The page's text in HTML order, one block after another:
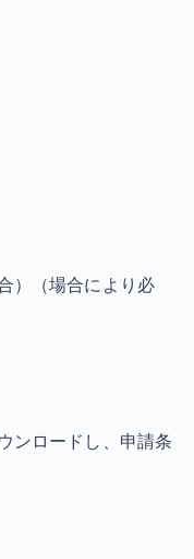
）
（場合により必
ンロードし、申請条